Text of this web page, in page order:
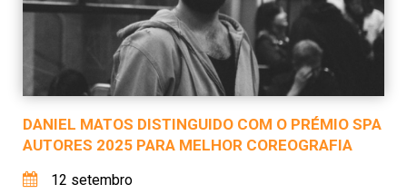
DANIEL MATOS DISTINGUIDO COM O PRÉMIO SPA
AUTORES 2025 PARA MELHOR COREOGRAFIA
12 setembro